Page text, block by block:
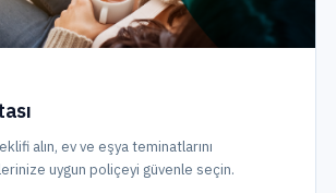
alın, ev ve eşya teminatlarını
uygun poliçeyi güvenle seçin.